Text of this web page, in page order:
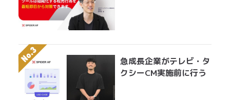
急成長企業がテレビ・タ
クシーCM実施前に行う